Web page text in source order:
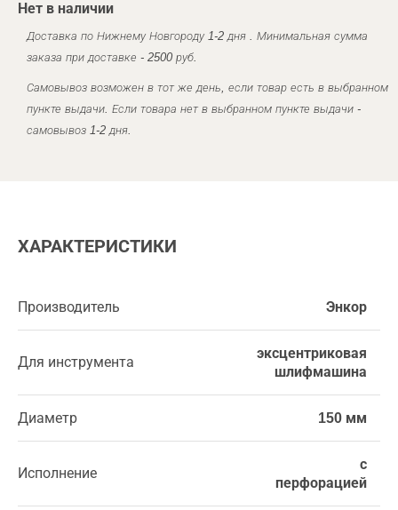
Нет в наличии
Доставка по Нижнему Новгороду 1-2 дня . Минимальная сумма
заказа при доставке - 2500 руб.
Самовывоз возможен в тот же день, если товар есть в выбранном
пункте выдачи. Если товара нет в выбранном пункте выдачи -
самовывоз 1-2 дня.
ХАРАКТЕРИСТИКИ
Производитель Энкор
Для инструмента
эксцентриковая
шлифмашина
Диаметр 150 мм
Исполнение
с
перфорацией